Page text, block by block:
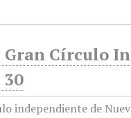
Círculo